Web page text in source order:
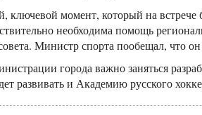
ключевой момент, который на встрече
необходима помощь
Министр спорта пообещал, что
города важно заняться
развивать и Академию русского